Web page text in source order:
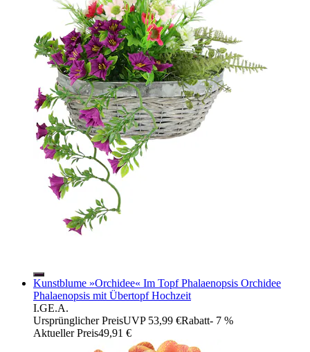
Kunstblume »Orchidee« Im Topf Phalaenopsis Orchidee
Phalaenopsis mit Übertopf Hochzeit
I.GE.A.
Ursprünglicher PreisUVP 53,99 €Rabatt- 7 %
Aktueller Preis49,91 €